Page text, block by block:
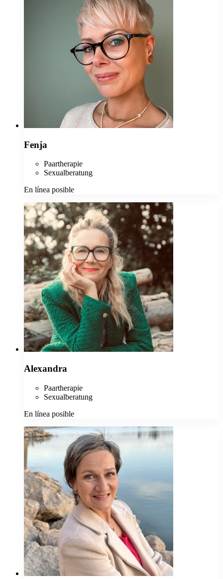
Fenja
Paartherapie
Sexualberatung
En línea posible
Alexandra
Paartherapie
Sexualberatung
En línea posible